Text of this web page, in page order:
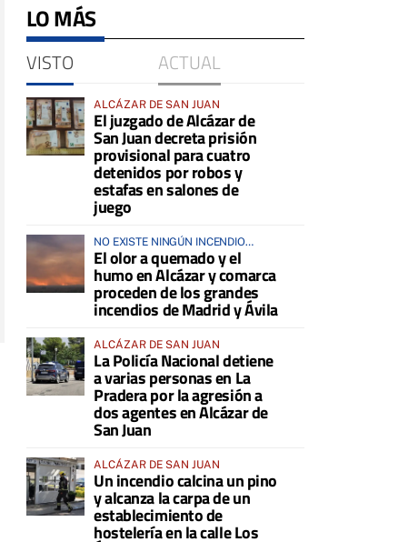
LO MÁS
VISTO ACTUAL
ALCÁZAR DE SAN JUAN
El juzgado de Alcázar de
San Juan decreta prisión
provisional para cuatro
detenidos por robos y
estafas en salones de
juego
NO EXISTE NINGÚN INCENDIO
ACTIVO EN LA COMARCA
El olor a quemado y el
humo en Alcázar y comarca
proceden de los grandes
incendios de Madrid y Ávila
ALCÁZAR DE SAN JUAN
La Policía Nacional detiene
a varias personas en La
Pradera por la agresión a
dos agentes en Alcázar de
San Juan
ALCÁZAR DE SAN JUAN
Un incendio calcina un pino
y alcanza la carpa de un
establecimiento de
hostelería en la calle Los